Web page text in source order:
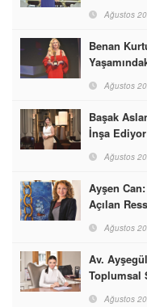
Ağustos
Benan
Ağustos
Başak
İnşa Ediyor
Ağustos
Ayşen
Açılan
Ağustos
Av.
Toplumsal
Ağustos